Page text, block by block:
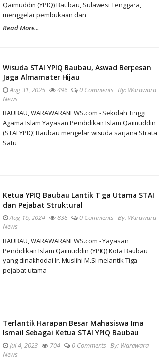
Qaimuddin (YPIQ) Baubau, Sulawesi Tenggara,
menggelar pembukaan dan
Read More...
Wisuda STAI YPIQ Baubau, Aswad Berpesan
Jaga Almamater Hijau
Aug 31, 2025 496 0 Comments By: Warawara
News
BAUBAU, WARAWARANEWS.com - Sekolah Tinggi
Agama Islam Yayasan Pendidikan Islam Qaimuddin
(STAI YPIQ) Baubau mengelar wisuda sarjana Strata
Satu
Ketua YPIQ Baubau Lantik Tiga Utama STAI
dan Pejabat Struktural
Aug 16, 2024 838 0 Comments By: Warawara
News
BAUBAU, WARAWARANEWS.com - Yayasan
Pendidikan Islam Qaimuddin (YPIQ) Kota Baubau
yang dinakhodai Ir. Muslihi M.Si melantik Tiga
pejabat utama
Terlantik Harapan Besar Mahasiswa Ima
Ismail Sebagai Ketua STAI YPIQ Baubau
Jul 4, 2023 704 0 Comments By: Warawara
News